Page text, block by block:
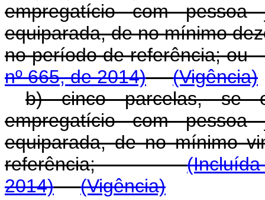
empregatício com
equiparada, de no mínimo
no período de
nº 665, de 2014)
(Vigência)
b) cinco parcelas, se
empregatício com
equiparada, de no mínimo
referência;
2014)
(Vigência)